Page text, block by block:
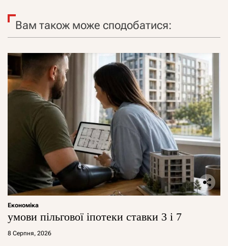
Вам також може сподобатися:
Економіка
умови пільгової іпотеки ставки 3 і 7
8 Серпня, 2026